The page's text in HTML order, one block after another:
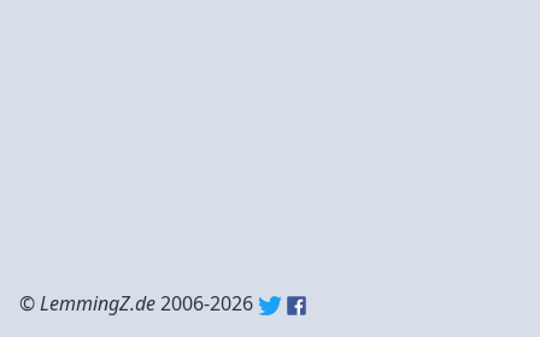
©LemmingZ.de2006-2026